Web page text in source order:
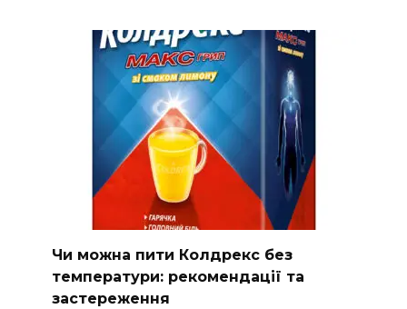
Чи можна пити Колдрекс без
температури: рекомендації та
застереження